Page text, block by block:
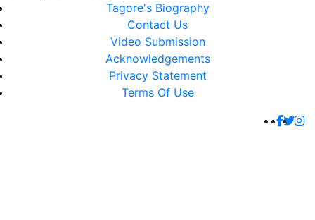
Tagore's Biography
Contact Us
Video Submission
Acknowledgements
Privacy Statement
Terms Of Use